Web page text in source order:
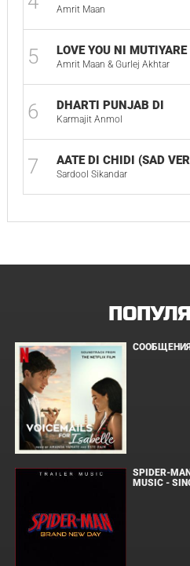
Amrit Maan
5 LOVE YOU NI MUTIYARE
Amrit Maan & Gurlej Akhtar
6 DHARTI PUNJAB DI
Karmajit Anmol
7 AATE DI CHIDI (SAD
Sardool Sikandar
SPIDER-
MUSIC -